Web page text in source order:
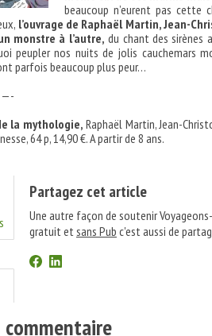
beaucoup n’eurent pas
l’ouvrage de Raphaël Martin, Jean-
monstre à l’autre, du chant des sirènes
peupler nos nuits de jolis cauchemars
parfois beaucoup plus peur…
la mythologie, Raphaël Martin, Jean-
64 p, 14,90 €. A partir de 8 ans.
Partagez cet article
Une autre façon de soutenir
gratuit etsans Pub c'est aussi de
commentaire